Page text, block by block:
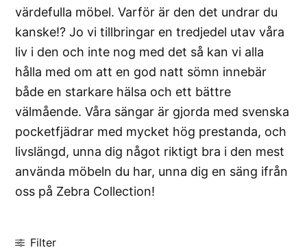
värdefulla möbel. Varför är den det undrar du
kanske!? Jo vi tillbringar en tredjedel utav våra
liv i den och inte nog med det så kan vi alla
hålla med om att en god natt sömn innebär
både en starkare hälsa och ett bättre
välmående. Våra sängar är gjorda med svenska
pocketfjädrar med mycket hög prestanda, och
livslängd, unna dig något riktigt bra i den mest
använda möbeln du har, unna dig en säng ifrån
oss på Zebra Collection!
Filter